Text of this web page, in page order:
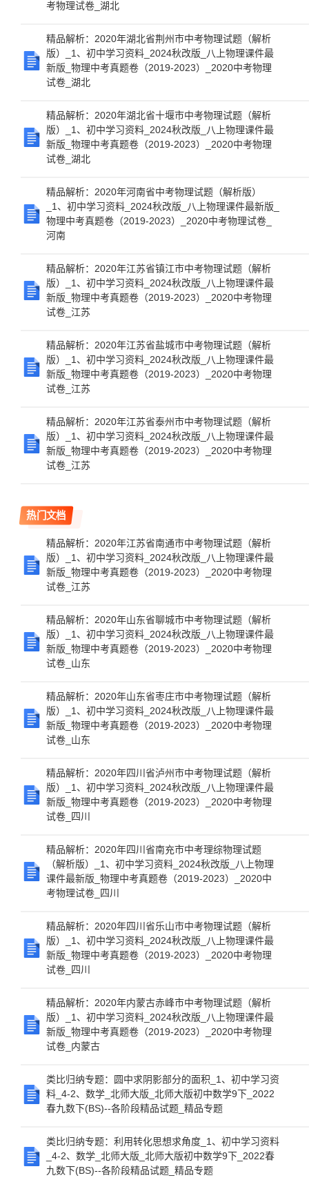
考物理试卷_湖北
精品解析：2020年湖北省荆州市中考物理试题（解析
版）_1、初中学习资料_2024秋改版_八上物理课件最
新版_物理中考真题卷（2019-2023）_2020中考物理
试卷_湖北
精品解析：2020年湖北省十堰市中考物理试题（解析
版）_1、初中学习资料_2024秋改版_八上物理课件最
新版_物理中考真题卷（2019-2023）_2020中考物理
试卷_湖北
精品解析：2020年河南省中考物理试题（解析版）
_1、初中学习资料_2024秋改版_八上物理课件最新版_
物理中考真题卷（2019-2023）_2020中考物理试卷_
河南
精品解析：2020年江苏省镇江市中考物理试题（解析
版）_1、初中学习资料_2024秋改版_八上物理课件最
新版_物理中考真题卷（2019-2023）_2020中考物理
试卷_江苏
精品解析：2020年江苏省盐城市中考物理试题（解析
版）_1、初中学习资料_2024秋改版_八上物理课件最
新版_物理中考真题卷（2019-2023）_2020中考物理
试卷_江苏
精品解析：2020年江苏省泰州市中考物理试题（解析
版）_1、初中学习资料_2024秋改版_八上物理课件最
新版_物理中考真题卷（2019-2023）_2020中考物理
试卷_江苏
热门文档
精品解析：2020年江苏省南通市中考物理试题（解析
版）_1、初中学习资料_2024秋改版_八上物理课件最
新版_物理中考真题卷（2019-2023）_2020中考物理
试卷_江苏
精品解析：2020年山东省聊城市中考物理试题（解析
版）_1、初中学习资料_2024秋改版_八上物理课件最
新版_物理中考真题卷（2019-2023）_2020中考物理
试卷_山东
精品解析：2020年山东省枣庄市中考物理试题（解析
版）_1、初中学习资料_2024秋改版_八上物理课件最
新版_物理中考真题卷（2019-2023）_2020中考物理
试卷_山东
精品解析：2020年四川省泸州市中考物理试题（解析
版）_1、初中学习资料_2024秋改版_八上物理课件最
新版_物理中考真题卷（2019-2023）_2020中考物理
试卷_四川
精品解析：2020年四川省南充市中考理综物理试题
（解析版）_1、初中学习资料_2024秋改版_八上物理
课件最新版_物理中考真题卷（2019-2023）_2020中
考物理试卷_四川
精品解析：2020年四川省乐山市中考物理试题（解析
版）_1、初中学习资料_2024秋改版_八上物理课件最
新版_物理中考真题卷（2019-2023）_2020中考物理
试卷_四川
精品解析：2020年内蒙古赤峰市中考物理试题（解析
版）_1、初中学习资料_2024秋改版_八上物理课件最
新版_物理中考真题卷（2019-2023）_2020中考物理
试卷_内蒙古
类比归纳专题：圆中求阴影部分的面积_1、初中学习资
料_4-2、数学_北师大版_北师大版初中数学9下_2022
春九数下(BS)--各阶段精品试题_精品专题
类比归纳专题：利用转化思想求角度_1、初中学习资料
_4-2、数学_北师大版_北师大版初中数学9下_2022春
九数下(BS)--各阶段精品试题_精品专题